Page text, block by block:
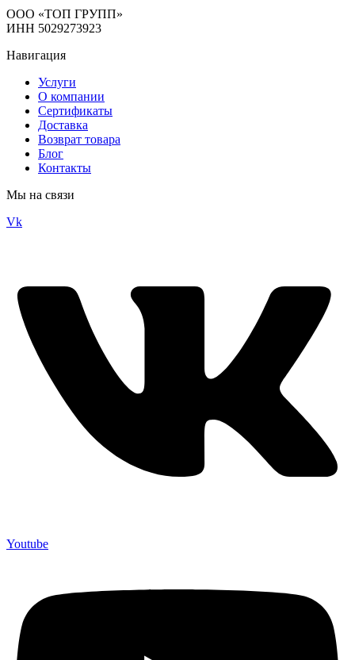
ООО «ТОП ГРУПП»
ИНН 5029273923
Навигация
Услуги
О компании
Сертификаты
Доставка
Возврат товара
Блог
Контакты
Мы на связи
Vk
Youtube